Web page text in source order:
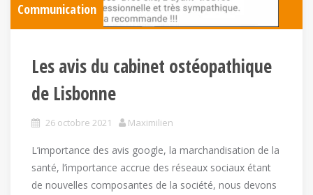
Communication
Les avis du cabinet ostéopathique
de Lisbonne
26 octobre 2021 Maximilien
L’importance des avis google, la marchandisation de la
santé, l’importance accrue des réseaux sociaux étant
de nouvelles composantes de la société, nous devons